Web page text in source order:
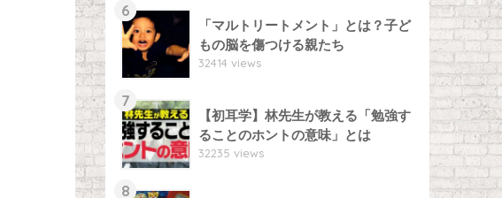
6
「マルトリートメント」とは？子ど
もの脳を傷つける親たち
32414 views
7
【初耳学】林先生が教える「勉強す
ることのホントの意味」とは
32235 views
8